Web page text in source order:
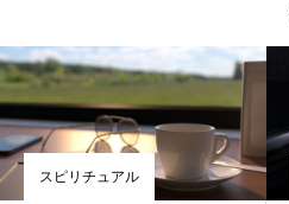
スピリチュアル